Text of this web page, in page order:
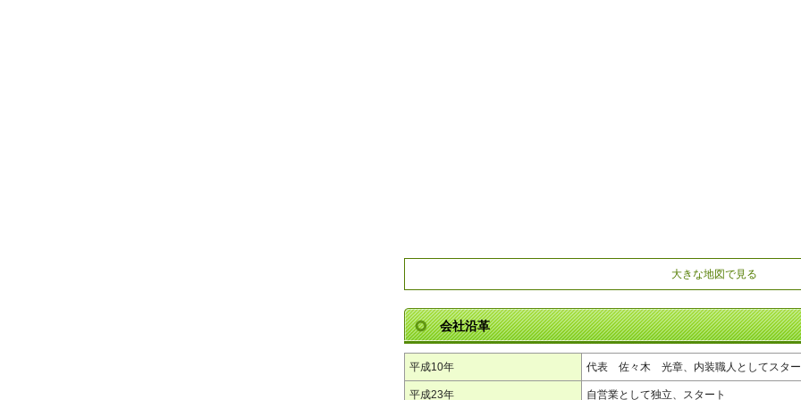
大きな地図で見る
会社沿革
平成10年 代表 佐々木 光章、内装職人としてスタ
平成23年 自営業として独立、スタート